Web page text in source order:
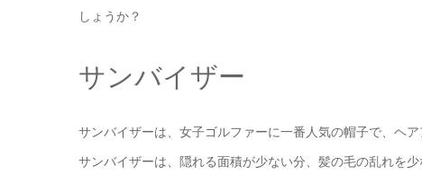
しょうか？
サンバイザー
サンバイザーは、女子ゴルファーに一番人気の帽子で、ヘ
サンバイザーは、隠れる面積が少ない分、髪の毛の乱れを少